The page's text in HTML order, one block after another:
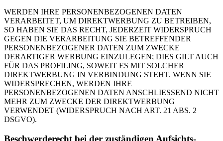
WERDEN IHRE PERSONENBEZOGENEN DATEN
VERARBEITET, UM DIREKTWERBUNG ZU BETREIBEN,
SO HABEN SIE DAS RECHT, JEDERZEIT WIDERSPRUCH
GEGEN DIE VERARBEITUNG SIE BETREFFENDER
PERSONENBEZOGENER DATEN ZUM ZWECKE
DERARTIGER WERBUNG EINZULEGEN; DIES GILT AUCH
FÜR DAS PROFILING, SOWEIT ES MIT SOLCHER
DIREKTWERBUNG IN VERBINDUNG STEHT. WENN SIE
WIDERSPRECHEN, WERDEN IHRE
PERSONENBEZOGENEN DATEN ANSCHLIESSEND NICHT
MEHR ZUM ZWECKE DER DIREKTWERBUNG
VERWENDET (WIDERSPRUCH NACH ART. 21 ABS. 2
DSGVO).
Beschwerde­recht bei der zuständigen Aufsichts­